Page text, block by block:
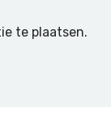
te plaatsen.